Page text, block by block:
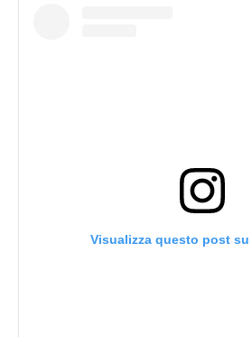
Visualizza questo post su